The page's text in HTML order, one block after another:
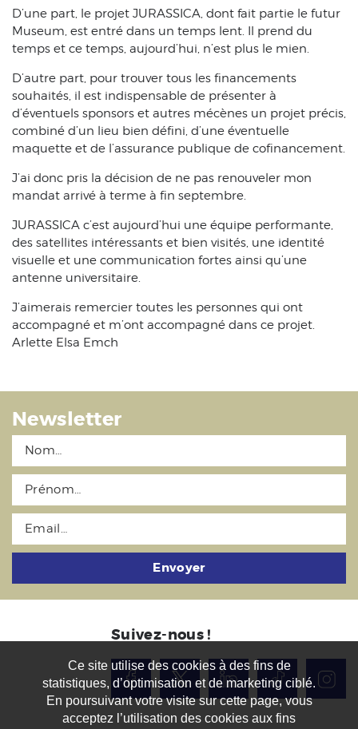
D’une part, le projet JURASSICA, dont fait partie le futur
Museum, est entré dans un temps lent. Il prend du
temps et ce temps, aujourd’hui, n’est plus le mien.
D’autre part, pour trouver tous les financements
souhaités, il est indispensable de présenter à
d’éventuels sponsors et autres mécènes un projet précis,
combiné d’un lieu bien défini, d’une éventuelle
maquette et de l’assurance publique de cofinancement.
J’ai donc pris la décision de ne pas renouveler mon
mandat arrivé à terme à fin septembre.
JURASSICA c’est aujourd’hui une équipe performante,
des satellites intéressants et bien visités, une identité
visuelle et une communication fortes ainsi qu’une
antenne universitaire.
J’aimerais remercier toutes les personnes qui ont
accompagné et m’ont accompagné dans ce projet.
Arlette Elsa Emch
Newsletter
Envoyer
Suivez-nous !
Ce site utilise des cookies à des fins de
statistiques, d’optimisation et de marketing ciblé.
En poursuivant votre visite sur cette page, vous
acceptez l’utilisation des cookies aux fins